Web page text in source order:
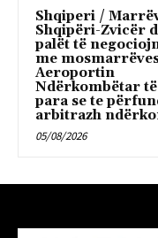
Shqiperi /
Shqipëri-Zvicër
palët të
me
Aeroportin
Ndërkombëtar
para se te
arbitrazh
05/08/2026